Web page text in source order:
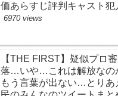
価あらすじ評判キャスト犯
黒幕伏線まとめ・大ちゃん
6970 views
【THE FIRST】疑似プロ
落…いや…これは解放な
もう言葉が出ない…とりあ